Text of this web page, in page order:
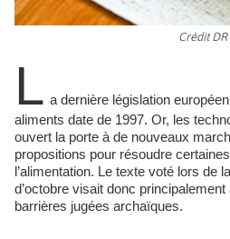
Crédit DR
L a dernière législation
aliments date de 1997. Or, les
ouvert la porte à de nouveaux
propositions pour résoudre
l’alimentation. Le texte voté lors de
d’octobre visait donc
barrières jugées archaïques.